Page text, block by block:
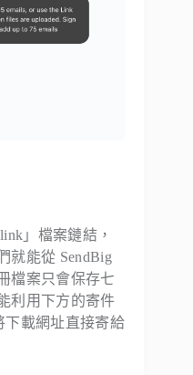
」檔案鏈結，
就能從 SendBig
檔案只會保存七
利用下方的寄件
下載網址直接寄給